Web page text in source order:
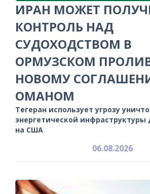
ИРАН МОЖЕТ
КОНТРОЛЬ НАД
СУДОХОДСТВОМ В
ОРМУЗСКОМ
НОВОМУ
ОМАНОМ
Тегеран использует угрозу
энергетической инфраструктуры
на США
06.08.2026